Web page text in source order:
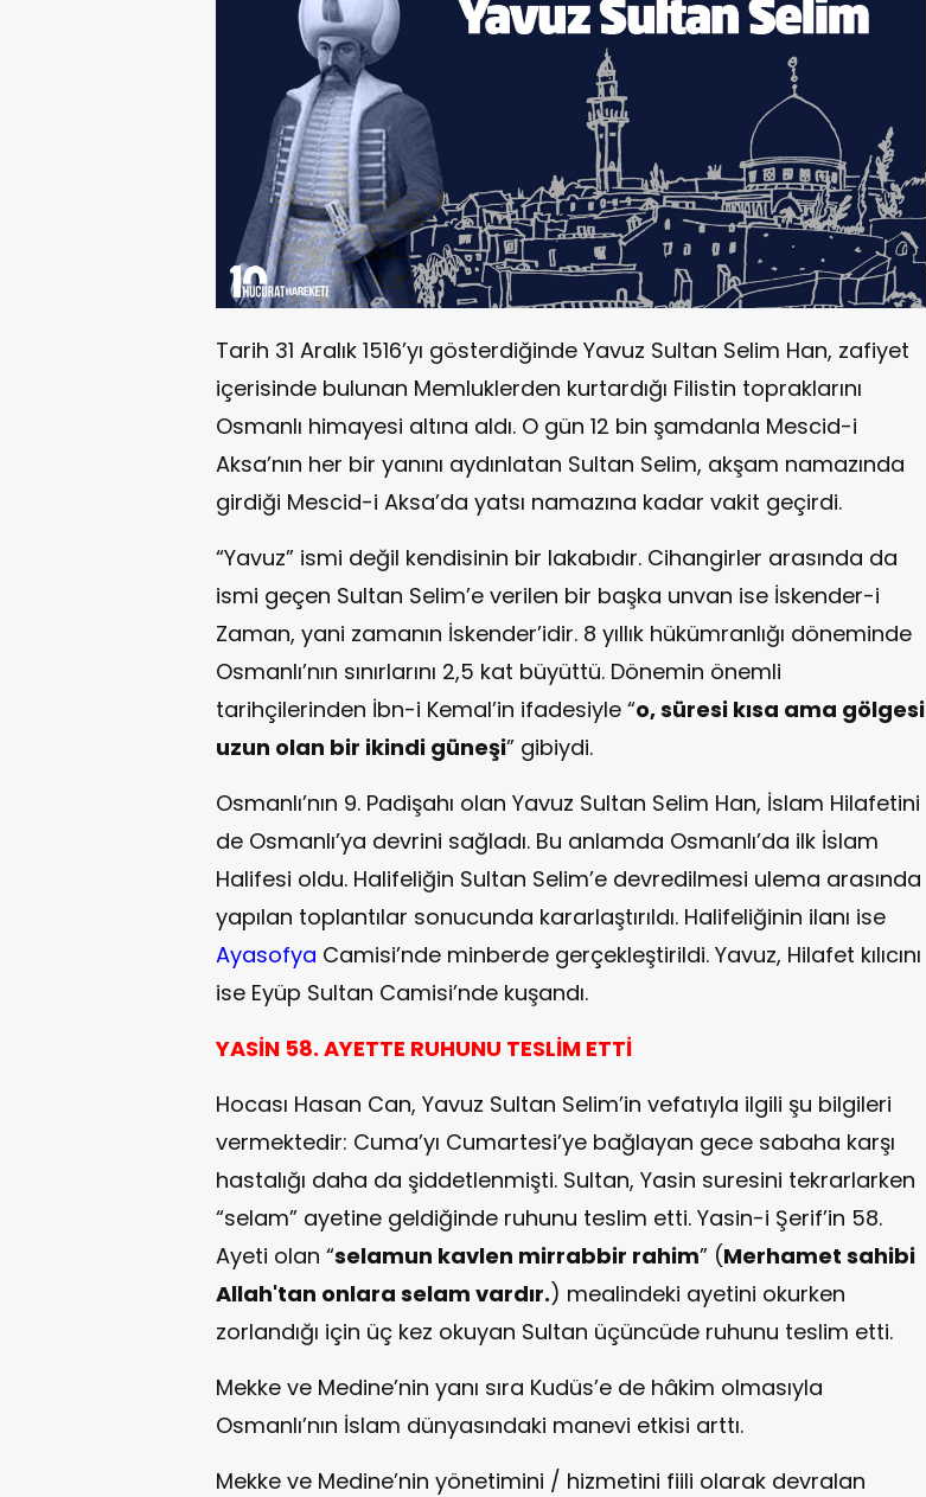
Tarih 31 Aralık 1516’yı gösterdiğinde Yavuz Sultan Selim Han, zafiyet
içerisinde bulunan Memluklerden kurtardığı Filistin topraklarını
Osmanlı himayesi altına aldı. O gün 12 bin şamdanla Mescid-i
Aksa’nın her bir yanını aydınlatan Sultan Selim, akşam namazında
girdiği Mescid-i Aksa’da yatsı namazına kadar vakit geçirdi.
“Yavuz” ismi değil kendisinin bir lakabıdır. Cihangirler arasında da
ismi geçen Sultan Selim’e verilen bir başka unvan ise İskender-i
Zaman, yani zamanın İskender’idir. 8 yıllık hükümranlığı döneminde
Osmanlı’nın sınırlarını 2,5 kat büyüttü. Dönemin önemli
tarihçilerinden İbn-i Kemal’in ifadesiyle “o, süresi kısa ama gölgesi
uzun olan bir ikindi güneşi” gibiydi.
Osmanlı’nın 9. Padişahı olan Yavuz Sultan Selim Han, İslam Hilafetini
de Osmanlı’ya devrini sağladı. Bu anlamda Osmanlı’da ilk İslam
Halifesi oldu. Halifeliğin Sultan Selim’e devredilmesi ulema arasında
yapılan toplantılar sonucunda kararlaştırıldı. Halifeliğinin ilanı ise
Ayasofya Camisi’nde minberde gerçekleştirildi. Yavuz, Hilafet kılıcını
ise Eyüp Sultan Camisi’nde kuşandı.
YASİN 58. AYETTE RUHUNU TESLİM ETTİ
Hocası Hasan Can, Yavuz Sultan Selim’in vefatıyla ilgili şu bilgileri
vermektedir: Cuma’yı Cumartesi’ye bağlayan gece sabaha karşı
hastalığı daha da şiddetlenmişti. Sultan, Yasin suresini tekrarlarken
“selam” ayetine geldiğinde ruhunu teslim etti. Yasin-i Şerif’in 58.
Ayeti olan “selamun kavlen mirrabbir rahim” (Merhamet sahibi
Allah'tan onlara selam vardır.) mealindeki ayetini okurken
zorlandığı için üç kez okuyan Sultan üçüncüde ruhunu teslim etti.
Mekke ve Medine’nin yanı sıra Kudüs’e de hâkim olmasıyla
Osmanlı’nın İslam dünyasındaki manevi etkisi arttı.
Mekke ve Medine’nin yönetimini / hizmetini fiili olarak devralan